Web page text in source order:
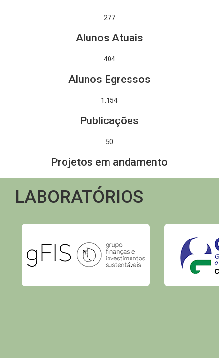
277
Alunos Atuais
404
Alunos Egressos
1.370
Publicações
50
Projetos em andamento
LABORATÓRIOS